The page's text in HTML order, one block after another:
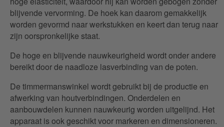
blijvende vervorming. De hoek kan daarom gemakkelijk
worden gevormd naar werkstukken en keert dan terug naar
zijn oorspronkelijke staat.
De hoge en blijvende nauwkeurigheid wordt onder andere
bereikt door de naadloze lasverbinding van de poten.
De timmermanswinkel wordt gebruikt bij de productie en
afwerking van houtverbindingen. Onderdelen en
aanbouwdelen kunnen nauwkeurig worden uitgelijnd. Het
apparaat is ook geschikt voor markeren en dimensioneren.